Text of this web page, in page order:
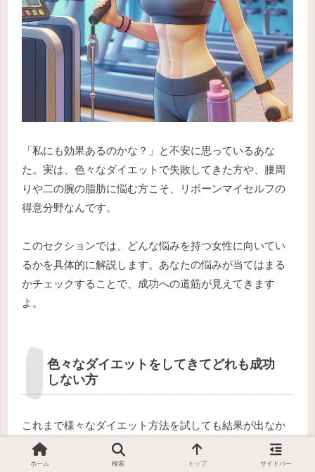
「私にも効果あるのかな？」と不安に思っているあな
た。実は、色々なダイエットで失敗してきた方や、腰周
りや二の腕の脂肪に悩む方こそ、リボーンマイセルフの
得意分野なんです。
このセクションでは、どんな悩みを持つ女性に向いてい
るかを具体的に解説します。あなたの悩みが当てはまる
かチェックすることで、成功への道筋が見えてきます
よ。
色々なダイエットをしてきてどれも成功
しない方
これまで様々なダイエット方法を試しても結果が出なか
った女性には、
個別の体質に合わせたアプローチ
が必要
です。
ホーム 検索 トップ サイドバー